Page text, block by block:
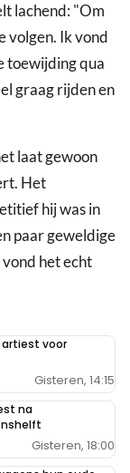
lachend: "Om
volgen. Ik vond
toewijding qua
graag rijden en
laat gewoon
Het
hij was in
paar geweldige
het echt
artiest voor
Gisteren, 14:15
na
Gisteren, 18:00